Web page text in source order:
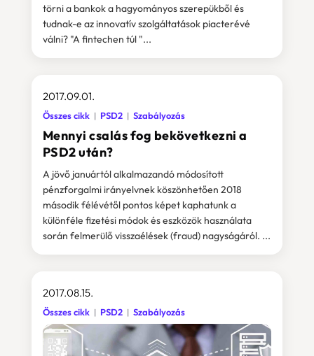
törni a bankok a hagyományos szerepükből és
tudnak-e az innovatív szolgáltatások piacterévé
válni? "A fintechen túl "...
Mennyi csalás fog bekövetkezni a
PSD2 után?
2017.09.01.
Összes cikk PSD2 Szabályozás
A jövő januártól alkalmazandó módosított
pénzforgalmi irányelvnek köszönhetően 2018
második félévétől pontos képet kaphatunk a
különféle fizetési módok és eszközök használata
során felmerülő visszaélések (fraud) nagyságáról. ...
2017.08.15.
Összes cikk PSD2 Szabályozás